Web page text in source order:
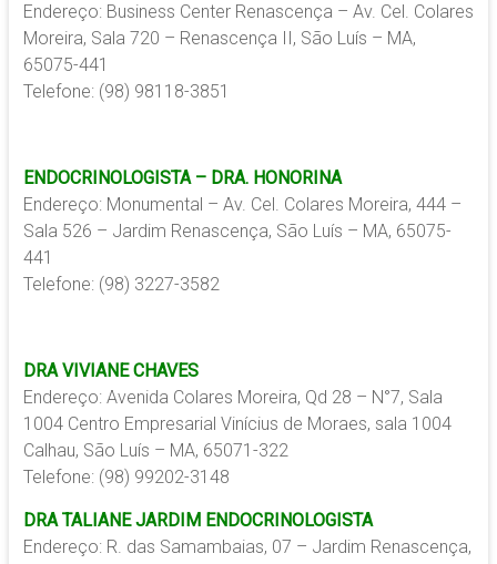
Endereço: Business Center Renascença – Av. Cel. Colares
Moreira, Sala 720 – Renascença II, São Luís – MA,
65075-441
Telefone: (98) 98118-3851
ENDOCRINOLOGISTA – DRA. HONORINA
Endereço: Monumental – Av. Cel. Colares Moreira, 444 –
Sala 526 – Jardim Renascença, São Luís – MA, 65075-
441
Telefone: (98) 3227-3582
DRA VIVIANE CHAVES
Endereço: Avenida Colares Moreira, Qd 28 – N°7, Sala
1004 Centro Empresarial Vinícius de Moraes, sala 1004
Calhau, São Luís – MA, 65071-322
Telefone: (98) 99202-3148
DRA TALIANE JARDIM ENDOCRINOLOGISTA
Endereço: R. das Samambaias, 07 – Jardim Renascença,